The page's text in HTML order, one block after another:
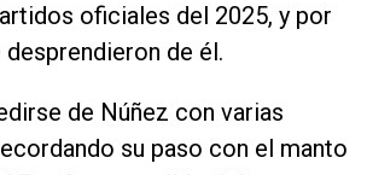
oficiales del 2025, y por
de él.
de Núñez con varias
su paso con el manto